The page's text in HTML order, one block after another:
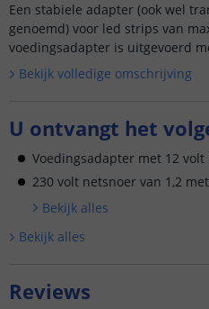
Een stabiele adapter (ook wel
genoemd) voor led strips van
voedingsadapter is uitgevoerd
behuizing en is tevens v...
Bekijk volledige omschrijving
U ontvangt het
Voedingsadapter met 12
230 volt netsnoer van 1,2
Bekijk alles
Bekijk alles
Reviews